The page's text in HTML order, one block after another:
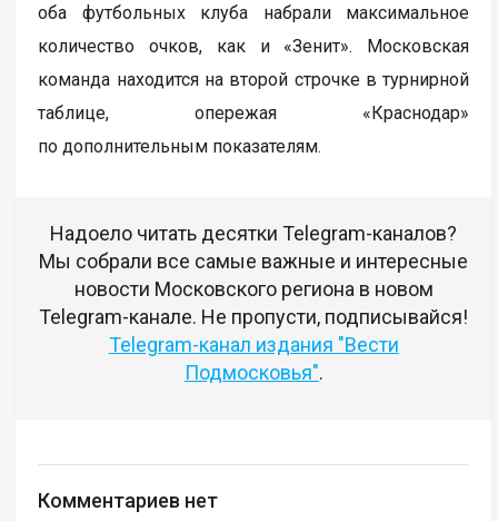
оба футбольных клуба набрали максимальное
количество очков, как и «Зенит». Московская
команда находится на второй строчке в турнирной
таблице, опережая «Краснодар»
по дополнительным показателям.
Надоело читать десятки Telegram-каналов?
Мы собрали все самые важные и интересные
новости Московского региона в новом
Telegram-канале. Не пропусти, подписывайся!
Telegram-канал издания "Вести
Подмосковья".
Комментариев нет